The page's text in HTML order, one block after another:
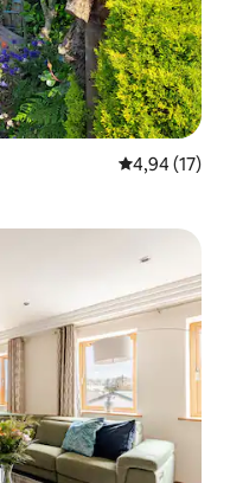
Évaluation
4,94 (17)